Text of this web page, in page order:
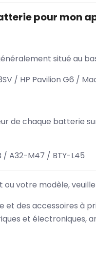
pour mon
situé au
/ HP Pavilion G6 /
de chaque batterie
/ A32-M47 / BTY-L45
votre modèle,
et des accessoires à
et électroniques,